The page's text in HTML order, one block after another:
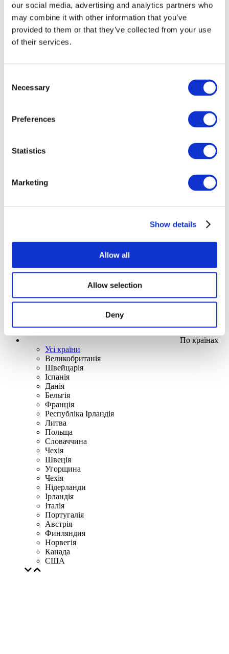
our social media, advertising and analytics partners who
may combine it with other information that you’ve
provided to them or that they’ve collected from your use
of their services.
Selection
Necessary
Preferences
Statistics
Marketing
Show details
Allow all
Allow selection
Deny
Всі заходи
Концерти
Без піджанру
По країнах
Усі країни
Великобританія
Швейцарія
Іспанія
Данія
Бельгія
Франція
Республіка Ірландія
Литва
Польща
Словаччина
Чехія
Швецiя
Угорщина
Чехія
Нідерланди
Iрландія
Iталiя
Португалія
Австрія
Финляндия
Норвегія
Канада
США